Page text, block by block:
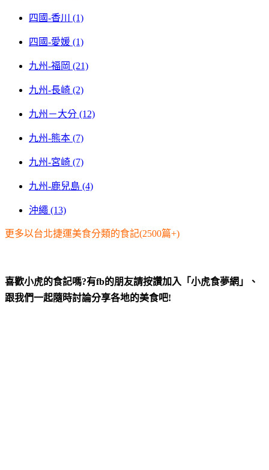
四國-香川 (1)
四國-愛媛 (1)
九州-福岡 (21)
九州-長崎 (2)
九州－大分 (12)
九州-熊本 (7)
九州-宮崎 (7)
九州-鹿兒島 (4)
沖繩 (13)
更多以台北捷運美食分類的食記(2500篇+)
喜歡小虎的食記嗎?有fb的朋友請按讚加入「小虎食夢網」、
跟我們一起隨時討論分享各地的美食吧!